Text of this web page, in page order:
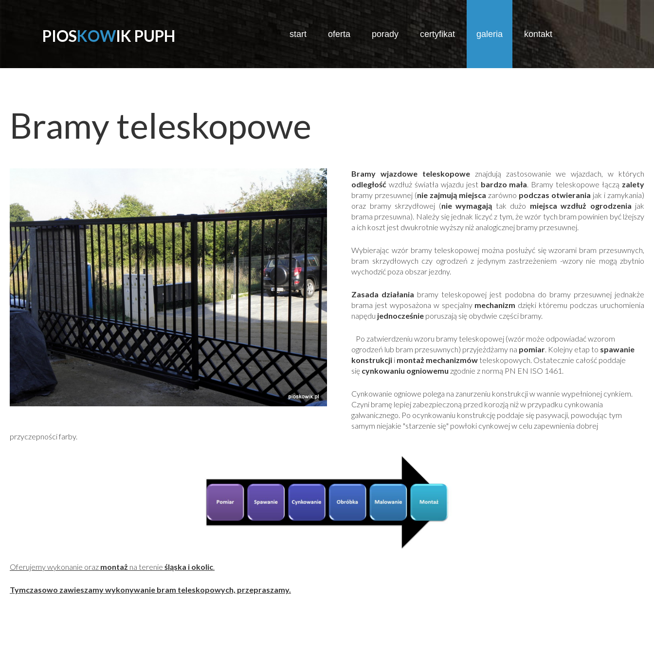
PIOSKOWIK PUPH start oferta porady certyfikat galeria kontakt
JESTEŚ TUTAJ: START GALERIA BRAMY WJAZDOWE BRAMY TELESKOPOWE
Bramyteleskopowe
Bramy wjazdowe teleskopoweznajdują zastosowanie we wjazdach, w których
odległość wzdłuż światła wjazdu jestbardzo mała. Bramy teleskopowe łączą zalety
bramy przesuwnej (nie zajmują miejsca zarówno podczas otwierania jak i zamykania)
oraz bramy skrzydłowej (nie wymagają tak dużo miejsca wzdłuż ogrodzenia jak
brama przesuwna). Należy się jednak liczyć z tym, że wzór tych bram powinien być lżejszy
a ich koszt jest dwukrotnie wyższy niż analogicznej bramy przesuwnej.
Wybierając wzór bramy teleskopowej można posłużyć się wzorami bram przesuwnych,
bram skrzydłowych czy ogrodzeń z jedynym zastrzeżeniem -wzory nie mogą zbytnio
wychodzić poza obszar jezdny.
Zasada działania bramy teleskopowej jest podobna do bramy przesuwnej jednakże
brama jest wyposażona w specjalny mechanizm dzięki któremu podczas uruchomienia
napędu jednocześnie poruszają się obydwie części bramy.
Po zatwierdzeniu wzoru bramy teleskopowej (wzór może odpowiadać wzorom
ogrodzeń lub bram przesuwnych) przyjeżdżamy na pomiar. Kolejny etap to spawanie
konstrukcji i montaż mechanizmów teleskopowych. Ostatecznie całość poddaje
się cynkowaniu ogniowemu zgodnie z normą PN EN ISO 1461.
Cynkowanie ogniowe polega na zanurzeniu konstrukcji w wannie wypełnionej cynkiem.
Czyni bramę lepiej zabezpieczoną przed korozją niż w przypadku cynkowania
galwanicznego. Po ocynkowaniu konstrukcję poddaje się pasywacji, powodując tym
samym niejakie "starzenie się" powłoki cynkowej w celu zapewnienia dobrej
przyczepności farby.
Oferujemy wykonanie oraz montaż na terenie śląska i okolic.
Tymczasowo zawieszamy wykonywanie bram teleskopowych, przepraszamy.